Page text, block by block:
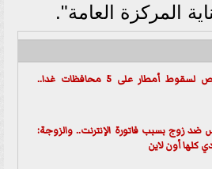
المركزة العامة".
الأرصاد: فرص لسقوط أمطار على 5 محافظات غدا..
زوج بسبب فاتورة الإنترنت.. والزوجة:
كلها أون لاين